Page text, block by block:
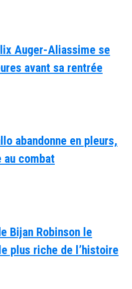
Auger-Aliassime se
avant sa rentrée
abandonne en pleurs,
au combat
Bijan Robinson le
plus riche de l’histoire